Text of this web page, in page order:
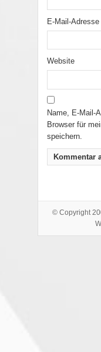
E-Mail-Adresse
Website
Name, E-Mail-
Browser für
speichern.
© Copyright